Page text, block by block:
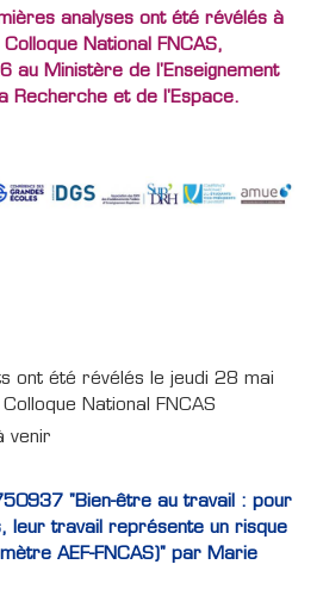
analyses ont été révélés à
National FNCAS,
au Ministère de l'Enseignement
Recherche et de l'Espace.
ont été révélés le jeudi 28 mai
National FNCAS
venir
"Bien-être au travail : pour
leur travail représente un risque
AEF-FNCAS)" par Marie